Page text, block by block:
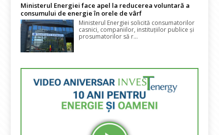
Ministerul Energiei face apel la reducerea voluntară a
consumului de energie în orele de vârf
Ministerul Energiei solicită consumatorilor
casnici, companiilor, instituțiilor publice și
prosumatorilor să r...